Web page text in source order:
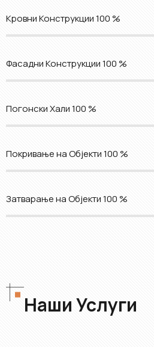
Кровни Конструкции100 %
Фасадни Конструкции100 %
Погонски Хали100 %
Покривање на Објекти100 %
Затварање на Објекти100 %
Наши Услуги